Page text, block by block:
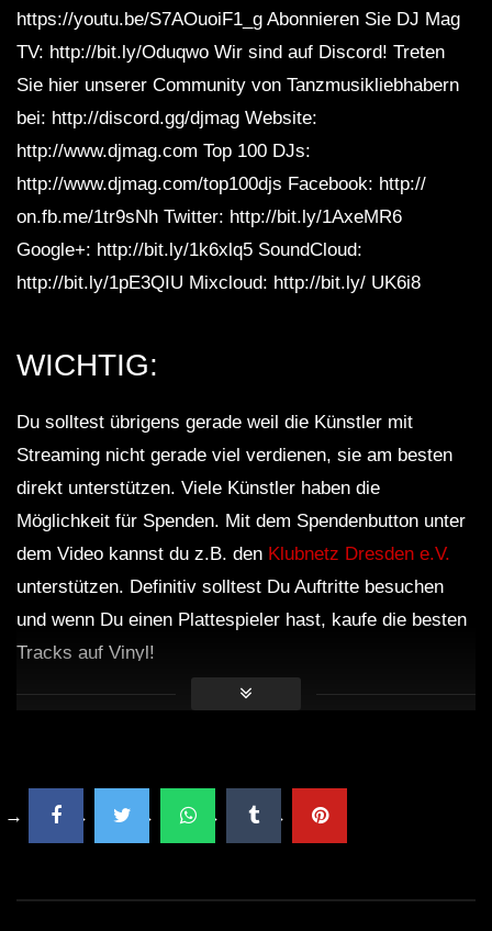
https://youtu.be/S7AOuoiF1_g Abonnieren Sie DJ Mag
TV: http://bit.ly/Oduqwo Wir sind auf Discord! Treten
Sie hier unserer Community von Tanzmusikliebhabern
bei: http://discord.gg/djmag Website:
http://www.djmag.com Top 100 DJs:
http://www.djmag.com/top100djs Facebook: http://
on.fb.me/1tr9sNh Twitter: http://bit.ly/1AxeMR6
Google+: http://bit.ly/1k6xlq5 SoundCloud:
http://bit.ly/1pE3QIU Mixcloud: http://bit.ly/ UK6i8
WICHTIG:
Du solltest übrigens gerade weil die Künstler mit
Streaming nicht gerade viel verdienen, sie am besten
direkt unterstützen. Viele Künstler haben die
Möglichkeit für Spenden. Mit dem Spendenbutton unter
dem Video kannst du z.B. den Klubnetz Dresden e.V.
unterstützen. Definitiv solltest Du Auftritte besuchen
und wenn Du einen Plattespieler hast, kaufe die besten
Tracks auf Vinyl!